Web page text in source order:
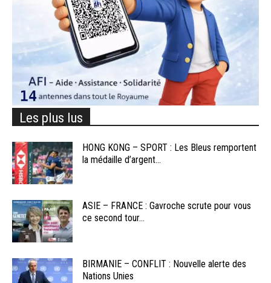
Les plus lus
HONG KONG – SPORT : Les Bleus remportent
la médaille d’argent...
ASIE – FRANCE : Gavroche scrute pour vous
ce second tour...
BIRMANIE – CONFLIT : Nouvelle alerte des
Nations Unies